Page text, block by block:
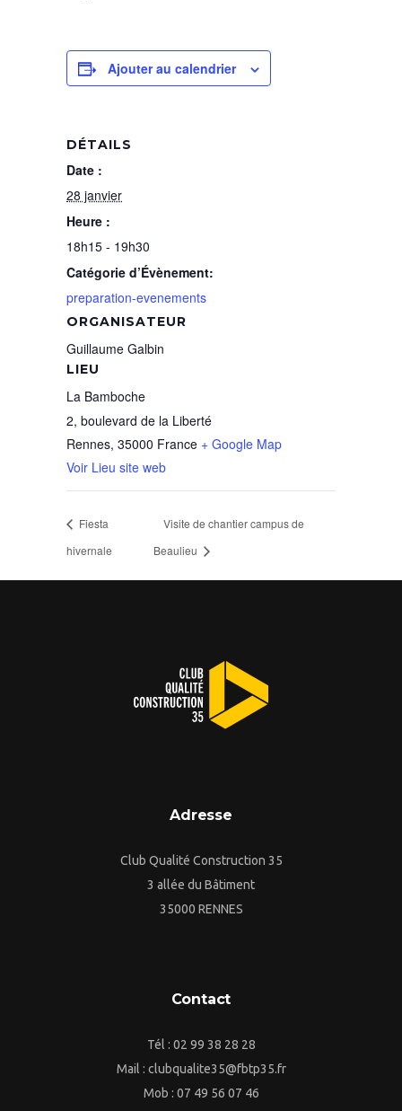
Ajouter au calendrier
DÉTAILS
Date :
28 janvier
Heure :
18h15 - 19h30
Catégorie d’Évènement:
preparation-evenements
LIEU
La Bamboche
2, boulevard de la Liberté
Rennes, 35000 France + Google Map
Voir Lieu site web
ORGANISATEUR
Guillaume Galbin
Fiesta
hivernale
Visite de chantier campus de
Beaulieu
Adresse
Club Qualité Construction 35
3 allée du Bâtiment
35000 RENNES
Contact
Tél : 02 99 38 28 28
Mail : clubqualite35@fbtp35.fr
Mob : 07 49 56 07 46